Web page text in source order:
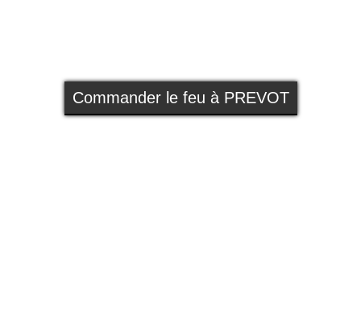
Commander le feu à PREVOT